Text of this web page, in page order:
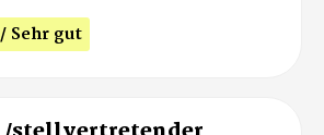
Sehr gut